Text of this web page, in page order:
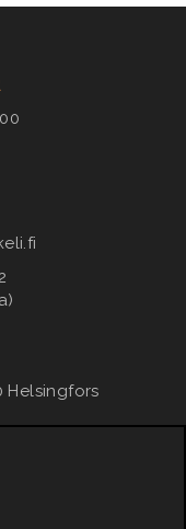
Helsingfors